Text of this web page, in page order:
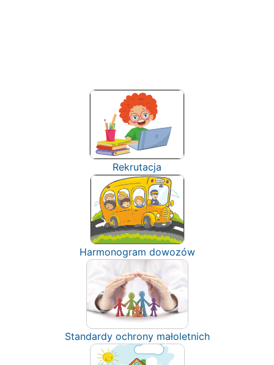
Rekrutacja
Harmonogram dowozów
Standardy ochrony małoletnich